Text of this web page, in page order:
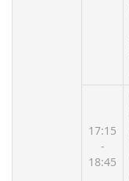
17:15
-
18:45